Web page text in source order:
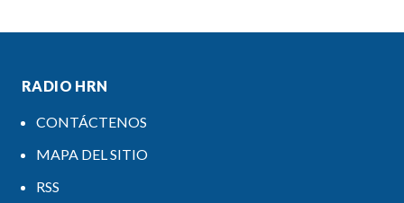
RADIO HRN
CONTÁCTENOS
MAPA DEL SITIO
RSS